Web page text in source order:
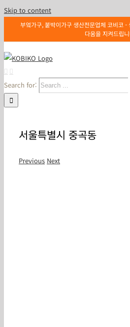
Skip to content
부엌가구, 붙박이가구 생산전문업체 코비코 -
다움을 지켜드립
Search for:
서울특별시 중곡동
Previous Next